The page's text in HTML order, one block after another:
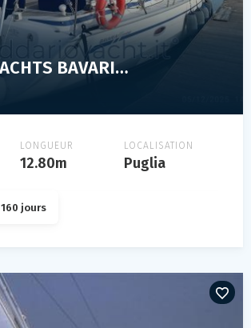
BAVARIA YACHTS BAVARIA 42 CRUISER
LONGUEUR
12.80m
LOCALISATION
Puglia
160 jours